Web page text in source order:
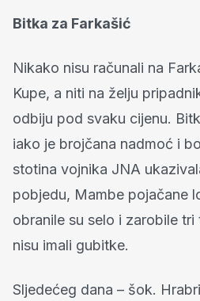
Bitka za Farkašić
Nikako nisu računali na
Kupe, a niti na želju
odbiju pod svaku cijenu.
iako je brojčana nadmoć i
stotina vojnika JNA
pobjedu, Mambe pojačane
obranile su selo i zarobile
nisu imali gubitke.
Sljedećeg dana – šok.